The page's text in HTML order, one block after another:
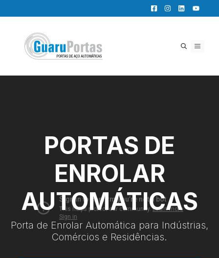
para
conteúdo
MENU
PORTAS DE
ENROLAR
AUTOMÁTICAS
Porta de Enrolar Automática para Indústrias,
Comércios e Residências.